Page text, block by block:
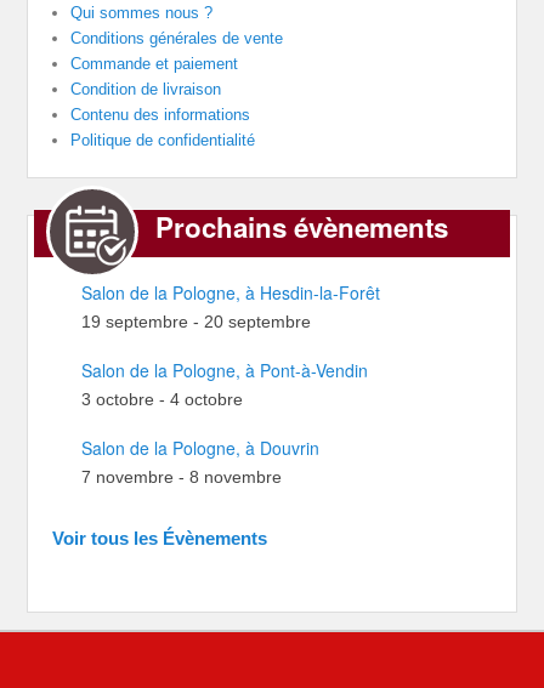
Qui sommes nous ?
Conditions générales de vente
Commande et paiement
Condition de livraison
Contenu des informations
Politique de confidentialité
Prochains évènements
Salon de la Pologne, à Hesdin-la-Forêt
19 septembre - 20 septembre
Salon de la Pologne, à Pont-à-Vendin
3 octobre -4 octobre
Salon de la Pologne, à Douvrin
7 novembre -8 novembre
Voir tous les Évènements